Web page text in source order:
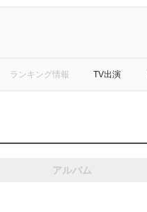
ランキング情報 TV出演
アルバム